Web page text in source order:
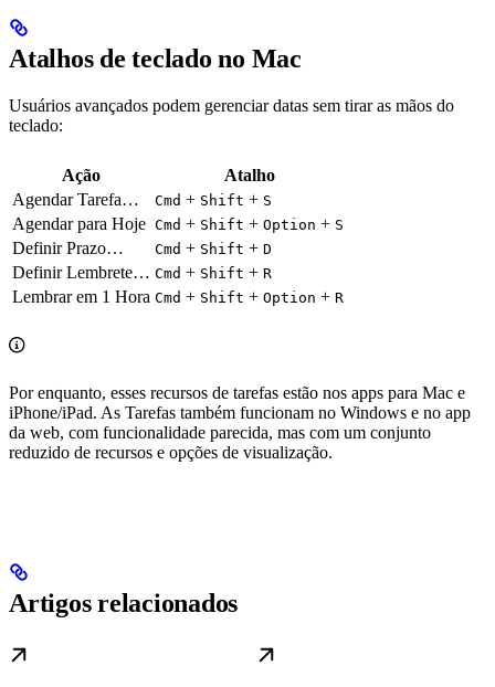
Atalhos de teclado no Mac
Usuários avançados podem gerenciar datas sem tirar as mãos do
teclado:
Ação
Atalho
Agendar Tarefa…
Cmd + Shift + S
Agendar para Hoje Cmd + Shift + Option + S
Definir Prazo… Cmd + Shift + D
Definir Lembrete… Cmd + Shift + R
Lembrar em 1 Hora Cmd + Shift + Option + R
Por enquanto, esses recursos de tarefas estão nos apps para Mac e
iPhone/iPad. As Tarefas também funcionam no Windows e no app
da web, com funcionalidade parecida, mas com um conjunto
reduzido de recursos e opções de visualização.
Artigos relacionados